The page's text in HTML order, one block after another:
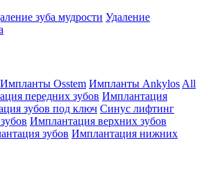
зуба мудрости Удаление
Импланты Osstem Импланты Ankylos All
передних зубов Имплантация
зубов под ключ Синус лифтинг
Имплантация верхних зубов
зубов Имплантация нижних